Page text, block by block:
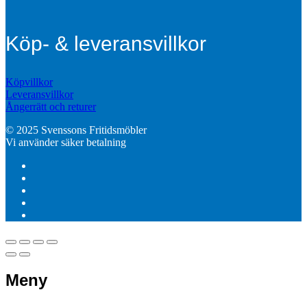
Köp- & leveransvillkor
Köpvillkor
Leveransvillkor
Ångerrätt och returer
© 2025 Svenssons Fritidsmöbler
Vi använder säker betalning
Meny